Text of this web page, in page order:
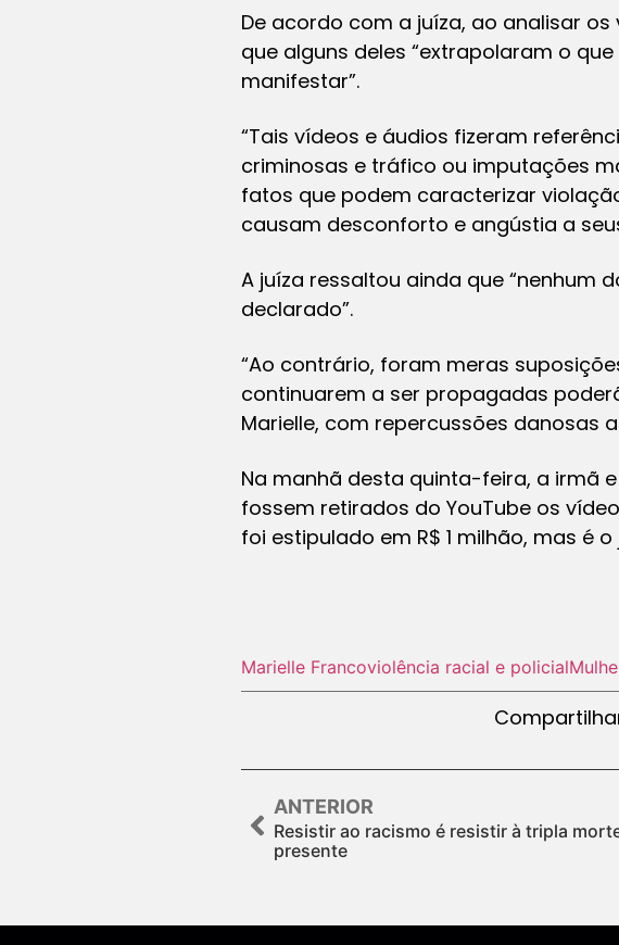
De acordo com a juíza, ao analisar
que alguns deles “extrapolaram o
manifestar”.
“Tais vídeos e áudios fizeram
criminosas e tráfico ou imputações
fatos que podem caracterizar
causam desconforto e angústia a
A juíza ressaltou ainda que “nenhum
declarado”.
“Ao contrário, foram meras
continuarem a ser propagadas
Marielle, com repercussões danosas
Na manhã desta quinta-feira, a irmã
fossem retirados do YouTube os
foi estipulado em R$ 1 milhão, mas é
Marielle Francoviolência racial e policial
ANTERIOR
Resistir ao racismo é resistir à tripla
presente